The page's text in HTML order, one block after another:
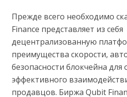
Прежде всего необходимо
Finance представляет из себя
децентрализованную
преимущества скорости,
безопасности блокчейна для
эффективного
продавцов. Биржа Qubit